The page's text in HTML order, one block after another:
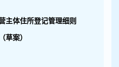
主体住所登记管理细则
（草案）